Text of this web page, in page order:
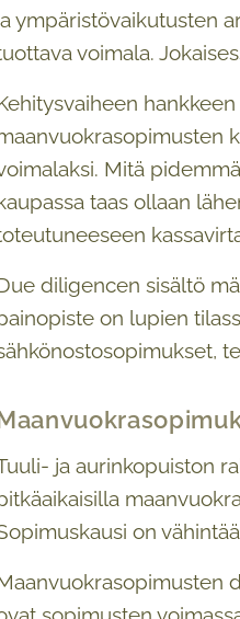
ympäristövaikutusten
voimala.
Mitä
taas ollaan
diligencen sisältö
on lupien
ja aurinkopuiston
on